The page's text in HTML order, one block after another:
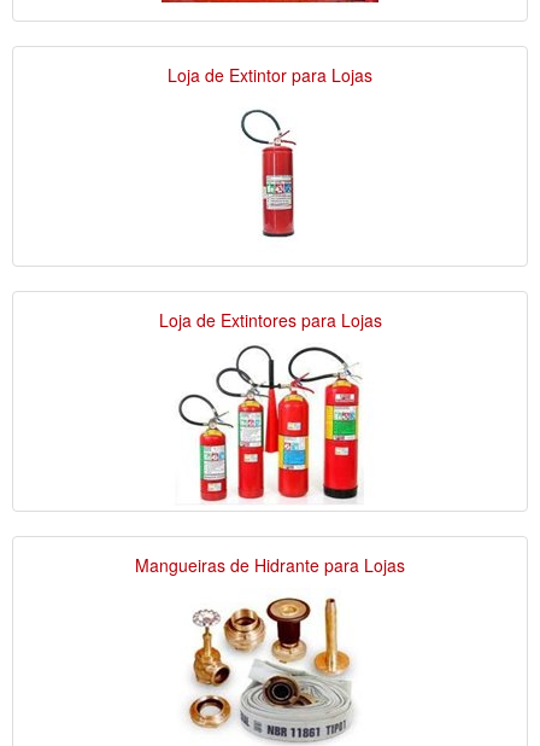
Loja de Extintor para Lojas
Loja de Extintores para Lojas
Mangueiras de Hidrante para Lojas